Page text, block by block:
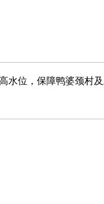
水位，保障鸭婆颈村